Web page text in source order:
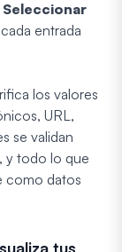
Seleccionar
entrada
los valores
URL,
se validan
y todo lo que
como datos
tus